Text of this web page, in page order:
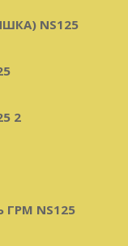
NS125
2
NS125